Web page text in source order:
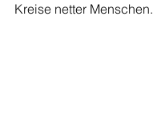
Kreise netter Menschen.